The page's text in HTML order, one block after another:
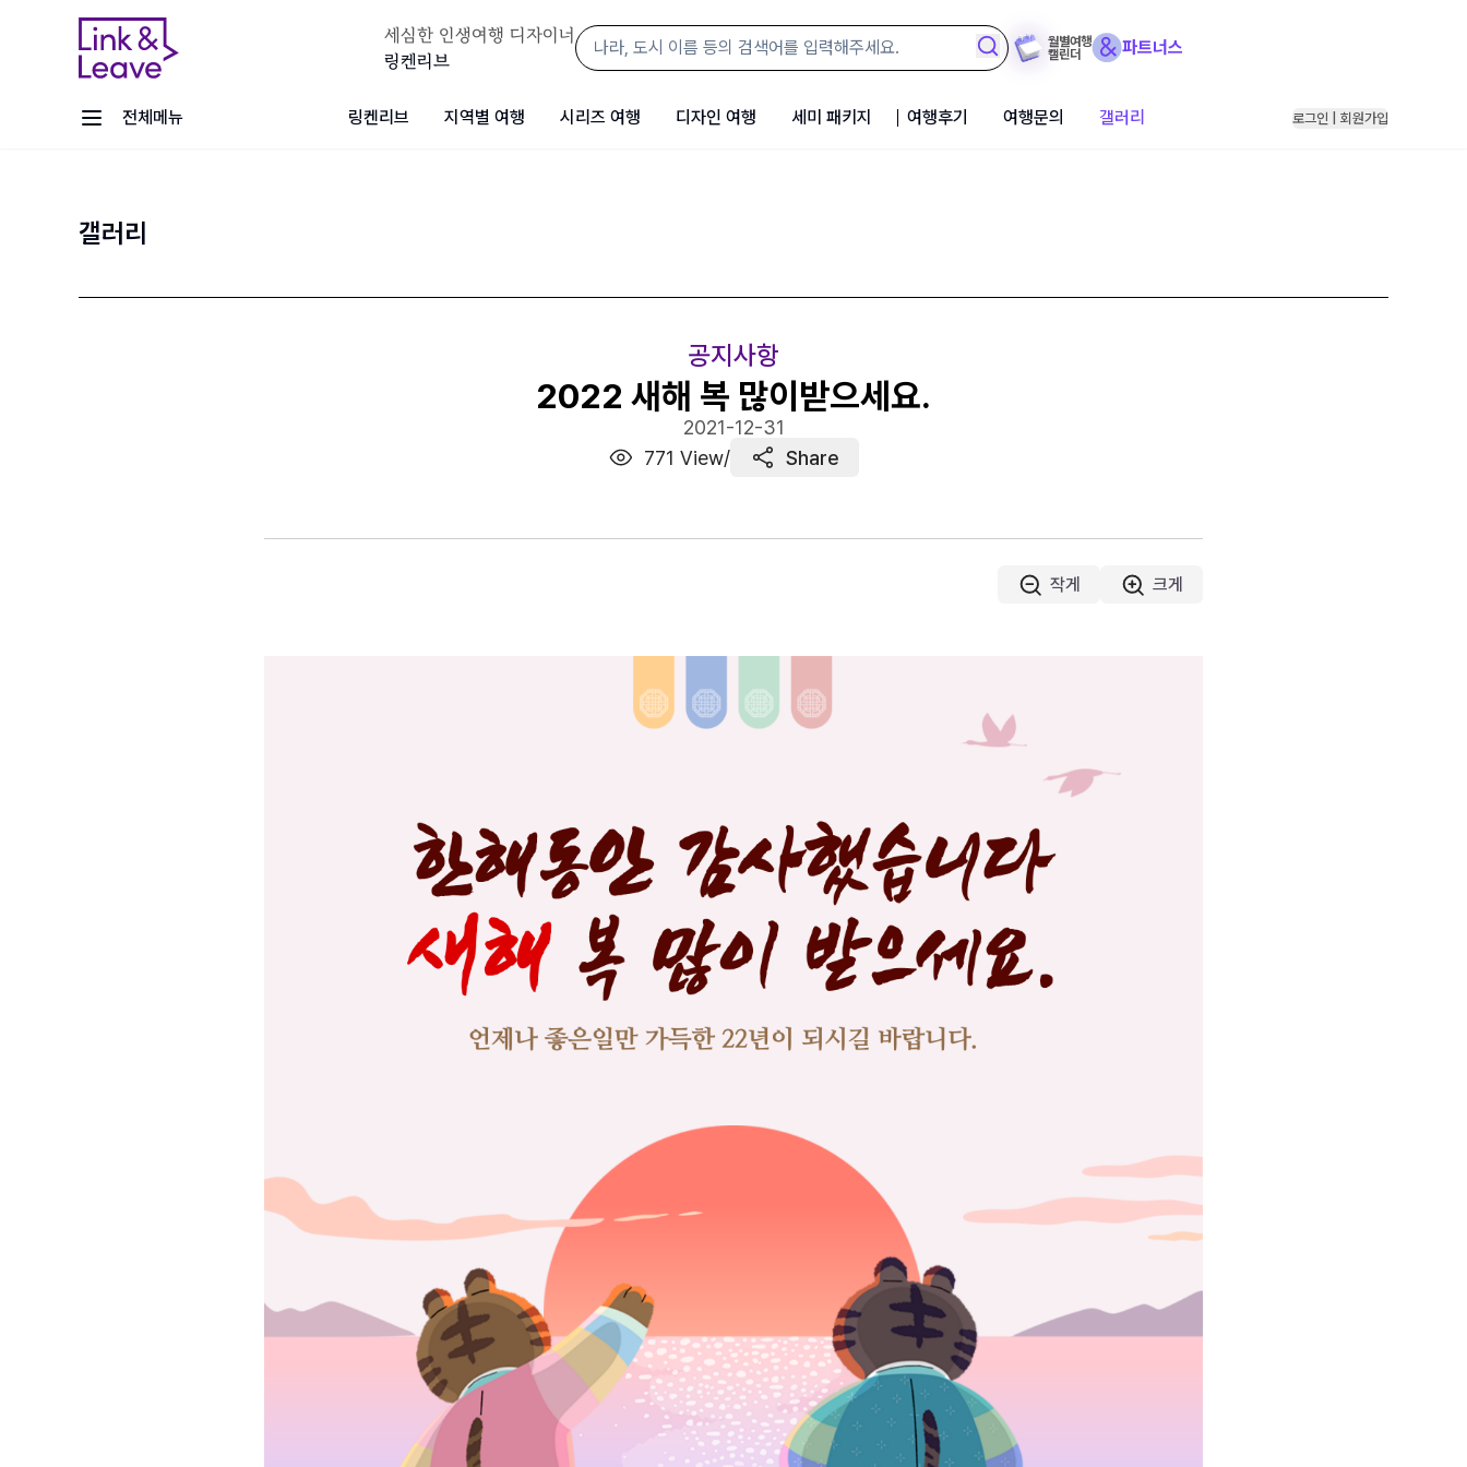
세심한 인생여행 디자이너
링켄리브
월별여행
캘린더
파트너스
전체메뉴 링켄리브 지역별 여행 시리즈 여행 디자인 여행 세미 패키지 여행후기 여행문의 갤러리 로그인 | 회원가입
갤러리
공지사항
2022 새해 복 많이받으세요.
2021-12-31
771 View/ Share
작게 크게